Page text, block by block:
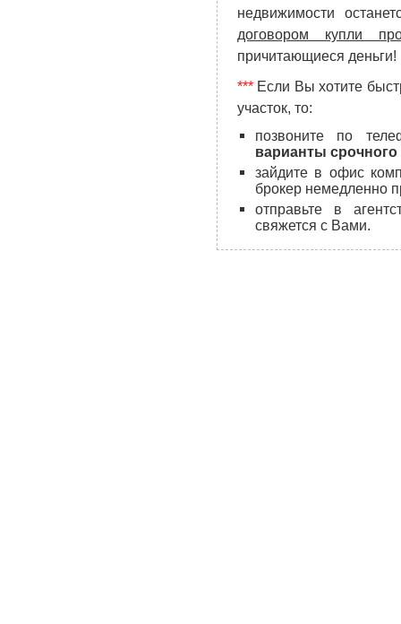
недвижимости
договором купли
причитающиеся деньги!
*** Если Вы хотите
участок, то:
позвоните по
варианты
зайдите в офис
брокер немедленно
отправьте в
свяжется с Вами.